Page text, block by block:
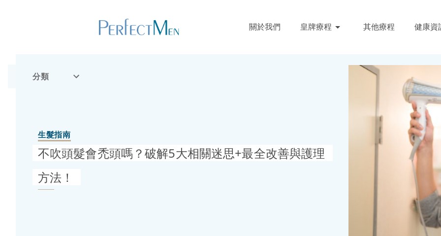
分類
關於我們 皇牌療程 其他療程 健康資
生髮指南
不吹頭髮會禿頭嗎？破解5大相關迷思+最全改善與護理
方法！